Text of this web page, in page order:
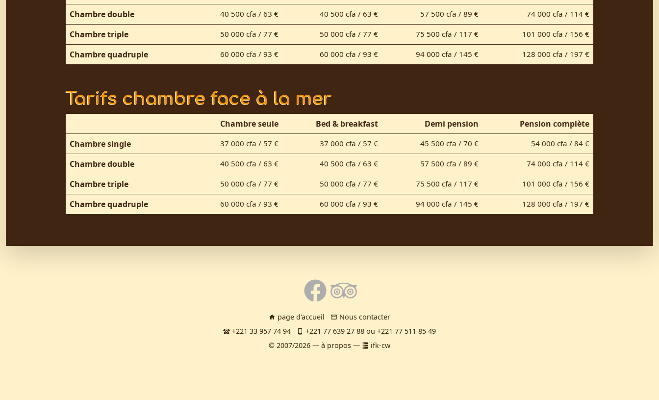
Chambre double 40 500 cfa / 63 € 40 500 cfa / 63 € 57 500 cfa / 89 € 74 000 cfa / 114 €
Chambre triple 50 000 cfa / 77 € 50 000 cfa / 77 € 75 500 cfa / 117 € 101 000 cfa / 156 €
Chambre quadruple 60 000 cfa / 93 € 60 000 cfa / 93 € 94 000 cfa / 145 € 128 000 cfa / 197 €
Tarifs chambre face à la mer
Chambre seule Bed & breakfast Demi pension
Pension complète
Chambre single
37 000 cfa / 57 € 37 000 cfa / 57 € 45 500 cfa / 70 € 54 000 cfa / 84 €
Chambre double 40 500 cfa / 63 € 40 500 cfa / 63 € 57 500 cfa / 89 € 74 000 cfa / 114 €
Chambre triple 50 000 cfa / 77 € 50 000 cfa / 77 € 75 500 cfa / 117 € 101 000 cfa / 156 €
Chambre quadruple 60 000 cfa / 93 € 60 000 cfa / 93 € 94 000 cfa / 145 € 128 000 cfa / 197 €
page d'accueil
Nous contacter
+221 33 957 74 94
+221 77 639 27 88 ou +221 77 511 85 49
© 2007/2026— à propos— ifk-cw